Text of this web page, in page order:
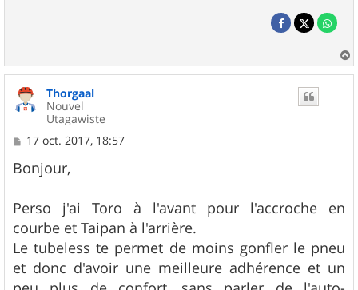
a
Thorgaal
Nouvel
Utagawiste
M
s
s
g
e
17 oct. 2017, 18:57
Bonjour,
Perso j'ai Toro à l'avant pour l'accroche en
courbe et Taipan à l'arrière.
Le tubeless te permet de moins gonfler le pneu
et donc d'avoir une meilleure adhérence et un